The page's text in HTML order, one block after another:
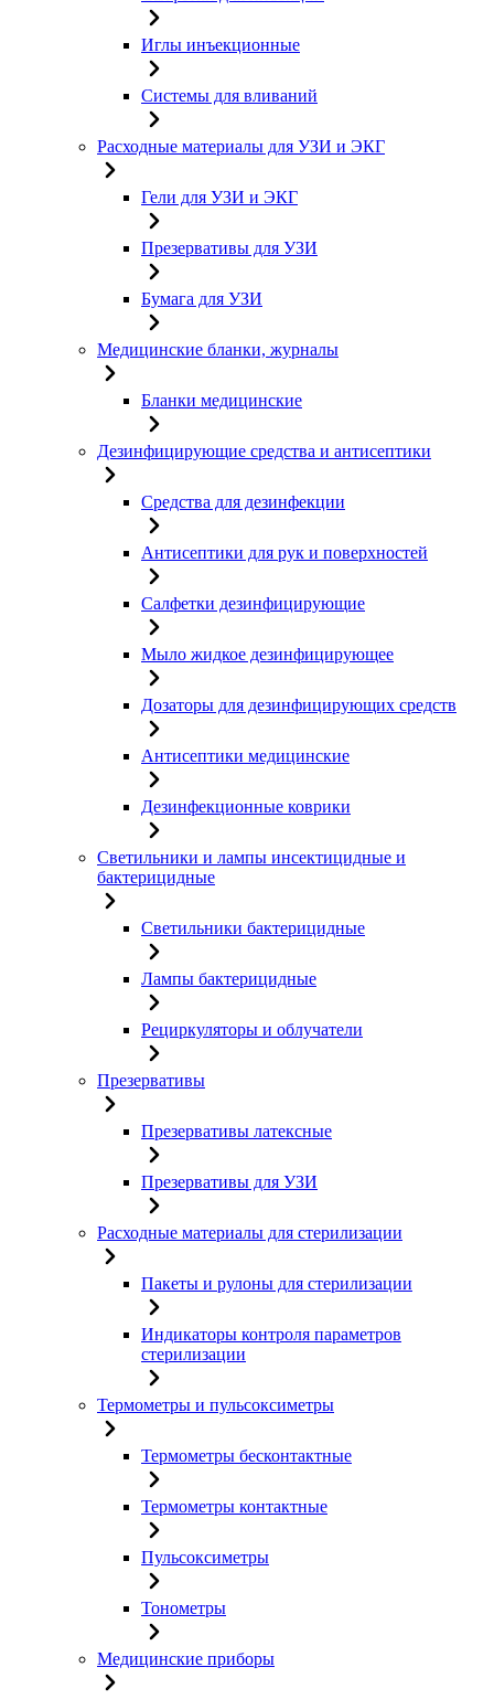
Иглы инъекционные
Системы для вливаний
Расходные материалы для УЗИ и ЭКГ
Гели для УЗИ и ЭКГ
Презервативы для УЗИ
Бумага для УЗИ
Медицинские бланки, журналы
Бланки медицинские
Дезинфицирующие средства и антисептики
Средства для дезинфекции
Антисептики для рук и поверхностей
Салфетки дезинфицирующие
Мыло жидкое дезинфицирующее
Дозаторы для дезинфицирующих средств
Антисептики медицинские
Дезинфекционные коврики
Светильники и лампы инсектицидные и
бактерицидные
Светильники бактерицидные
Лампы бактерицидные
Рециркуляторы и облучатели
Презервативы
Презервативы латексные
Презервативы для УЗИ
Расходные материалы для стерилизации
Пакеты и рулоны для стерилизации
Индикаторы контроля параметров
стерилизации
Термометры и пульсоксиметры
Термометры бесконтактные
Термометры контактные
Пульсоксиметры
Тонометры
Медицинские приборы